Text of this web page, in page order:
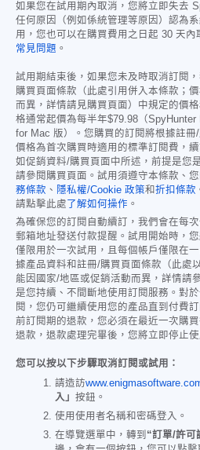
如果您在試用期內取消，您將立即失去
任何原因（例如係統管理等原因）認為
用，您也可以在購買費用之日起 30 天
常見問題 。
試用期結束後，如果您未及時取消訂閱
購買頁面條款（此處引用併入本條款；
而異，詳情請見購買頁面）中規定的價
格通常起價為每半年$79.98 （
for Mac 版）。您購買的訂閱將根據註冊
價格為首次購買時適用的標準訂閱費，
如促銷資料/購買頁面中所述，前提是您
請參閱購買頁面。試用須遵守本條款、
務條款 、 隱私權/Cookie 政策和折扣條款
請點擊此處 了解如何操作 。
為確保您的訂閱自動續訂，我們會在每
郵箱地址發送付款提醒。試用開始時，
僅限用於一次試用，且每個帳戶僅限在
據產品資料和註冊/購買頁面條款（此處
能因國家/地區或促銷活動而異，詳情請
是您持續、不間斷地使用訂閱服務。對
閱，您仍可繼續使用您的產品直到付費
前訂閱期的退款，您必須在最近一次購
退款，退款處理完畢後，您將立即停止使
您可以按以下步驟取消訂閱或試用：
請造訪
入」 按鈕。
使用使用者名稱和密碼登入。
在導覽選單中，轉到 “訂單/許可